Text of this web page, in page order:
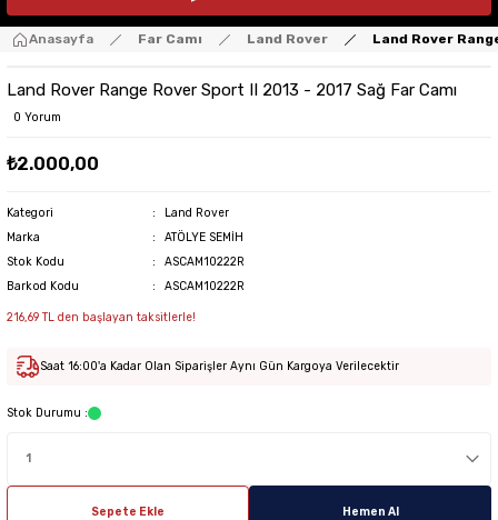
Anasayfa Far Camı Land Rover Land Rover
Land Rover Range Rover Sport II 2013 - 2017 Sağ Far Camı
0 Yorum
₺2.000,00
Kategori
Land Rover
Marka
ATÖLYE SEMİH
Stok Kodu
ASCAM10222R
Barkod Kodu
ASCAM10222R
216,69 TL den başlayan taksitlerle!
Saat 16:00'a Kadar Olan Siparişler Aynı Gün Kargoya Verilecektir
Stok Durumu :
Sepete Ekle Hemen Al